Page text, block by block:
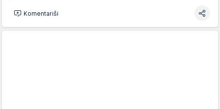
Komentariši